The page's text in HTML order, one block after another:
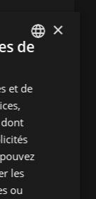
SPANISH
FRENCH
CATALAN
×
de
et de
les
ou